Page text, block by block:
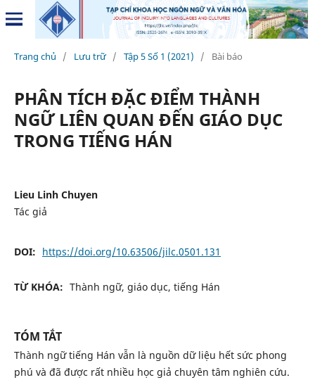
Trang chủ / Lưu trữ / Tập 5 Số 1 (2021) / Bài báo
PHÂN TÍCH ĐẶC ĐIỂM THÀNH
NGỮ LIÊN QUAN ĐẾN GIÁO DỤC
TRONG TIẾNG HÁN
Lieu Linh Chuyen
Tác giả
DOI: https://doi.org/10.63506/jilc.0501.131
TỪ KHÓA: Thành ngữ, giáo dục, tiếng Hán
TÓM TẮT
Thành ngữ tiếng Hán vẫn là nguồn dữ liệu hết sức phong
phú và đã được rất nhiều học giả chuyên tâm nghiên cứu.